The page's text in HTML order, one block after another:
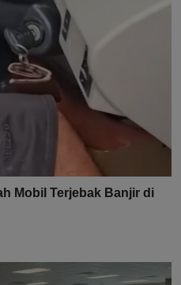
Mobil Terjebak Banjir di